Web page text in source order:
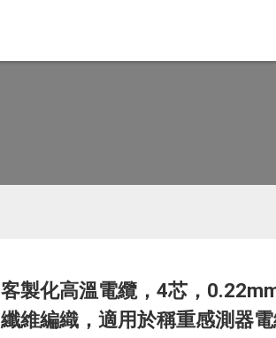
Loading...
Loading...
客製化高溫電纜，4芯，
纖維編織，適用於稱重感測器